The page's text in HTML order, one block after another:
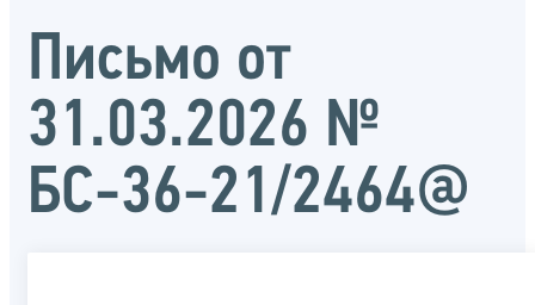
Письмо от
31.03.2026 №
БС-36-21/2464@